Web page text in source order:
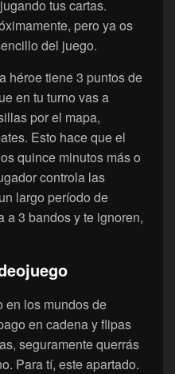
tus cartas.
pero ya os
del juego.
héroe tiene 3 puntos de
en tu turno vas a
por el mapa,
Esto hace que el
quince minutos más o
controla las
largo período de
a 3 bandos y te ignoren,
en los mundos de
en cadena y flipas
seguramente querrás
Para tí, este apartado.